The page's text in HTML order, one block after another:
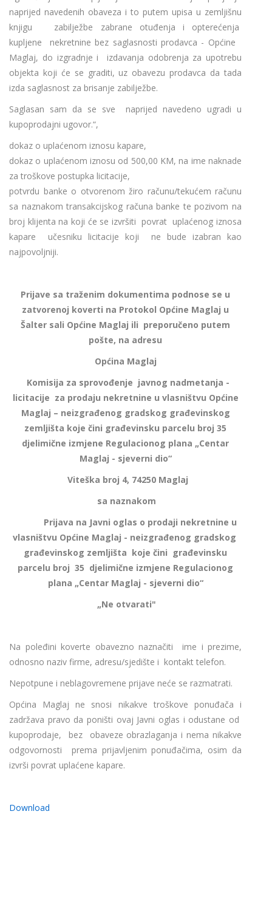
naprijed navedenih obaveza i to putem upisa u zemljišnu
knjigu zabilježbe zabrane otuđenja i opterećenja
kupljene nekretnine bez saglasnosti prodavca - Općine
Maglaj, do izgradnje i izdavanja odobrenja za upotrebu
objekta koji će se graditi, uz obavezu prodavca da tada
izda saglasnost za brisanje zabilježbe.
Saglasan sam da se sve naprijed navedeno ugradi u
kupoprodajni ugovor.“,
dokaz o uplaćenom iznosu kapare,
dokaz o uplaćenom iznosu od 500,00 KM, na ime naknade
za troškove postupka licitacije,
potvrdu banke o otvorenom žiro računu/tekućem računu
sa naznakom transakcijskog računa banke te pozivom na
broj klijenta na koji će se izvršiti povrat uplaćenog iznosa
kapare učesniku licitacije koji ne bude izabran kao
najpovoljniji.
Prijave sa traženim dokumentima podnose se u
zatvorenoj koverti na Protokol Općine Maglaj u
Šalter sali Općine Maglaj ili preporučeno putem
pošte, na adresu
Općina Maglaj
Komisija za sprovođenje javnog nadmetanja -
licitacije za prodaju nekretnine u vlasništvu Općine
Maglaj – neizgrađenog gradskog građevinskog
zemljišta koje čini građevinsku parcelu broj 35
djelimične izmjene Regulacionog plana „Centar
Maglaj - sjeverni dio“
Viteška broj 4, 74250 Maglaj
sa naznakom
Prijava na Javni oglas o prodaji nekretnine u
vlasništvu Općine Maglaj - neizgrađenog gradskog
građevinskog zemljišta koje čini građevinsku
parcelu broj 35 djelimične izmjene Regulacionog
plana „Centar Maglaj - sjeverni dio“
„Ne otvarati"
Na poleđini koverte obavezno naznačiti ime i prezime,
odnosno naziv firme, adresu/sjedište i kontakt telefon.
Nepotpune i neblagovremene prijave neće se razmatrati.
Općina Maglaj ne snosi nikakve troškove ponuđača i
zadržava pravo da poništi ovaj Javni oglas i odustane od
kupoprodaje, bez obaveze obrazlaganja i nema nikakve
odgovornosti prema prijavljenim ponuđačima, osim da
izvrši povrat uplaćene kapare.
Download